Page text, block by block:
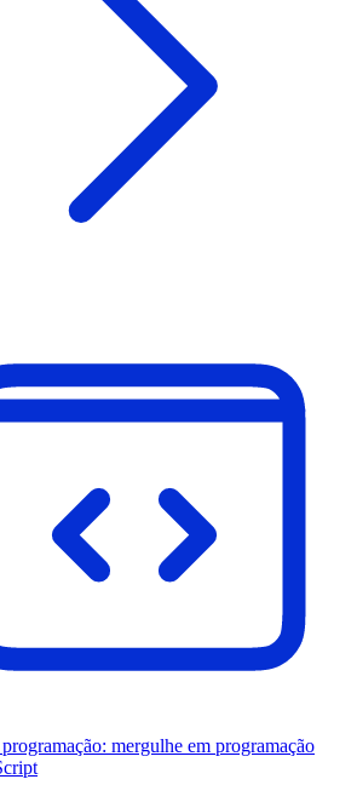
mergulhe em programação